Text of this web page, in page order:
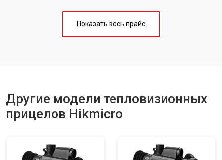
Показать весь прайс
Другие модели тепловизионных
прицелов Hikmicro